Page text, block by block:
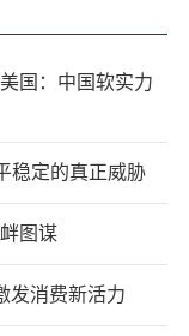
国：中国软实力
稳定的真正威胁
图谋
发消费新活力